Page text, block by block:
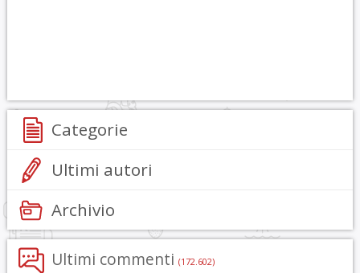
Categorie
Ultimi autori
Archivio
Ultimi commenti (172.602)